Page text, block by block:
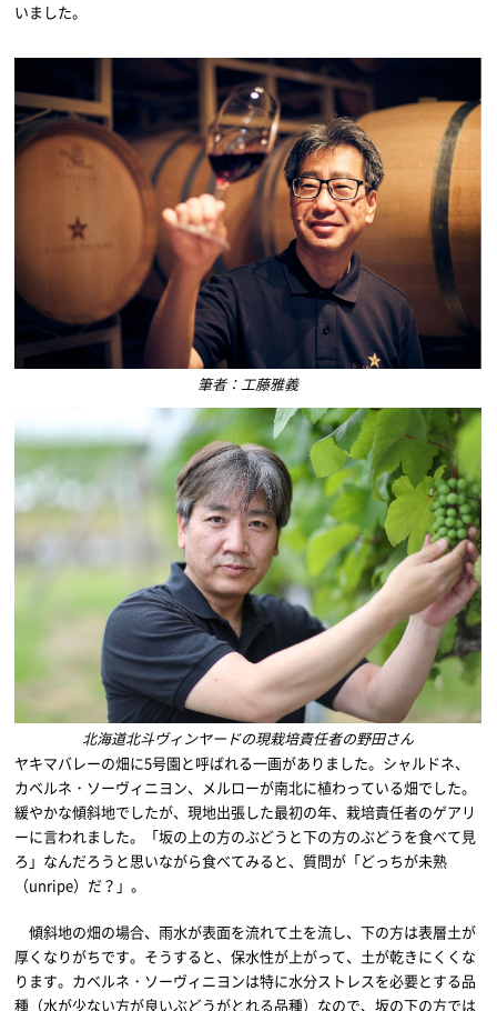
いました。
筆者：工藤雅義
北海道北斗ヴィンヤードの現栽培責任者の野田さん
ヤキマバレーの畑に5号園と呼ばれる一画がありました。シャルドネ、
カベルネ・ソーヴィニヨン、メルローが南北に植わっている畑でした。
緩やかな傾斜地でしたが、現地出張した最初の年、栽培責任者のゲアリ
ーに言われました。「坂の上の方のぶどうと下の方のぶどうを食べて見
ろ」なんだろうと思いながら食べてみると、質問が「どっちが未熟
（unripe）だ？」。
傾斜地の畑の場合、雨水が表面を流れて土を流し、下の方は表層土が
厚くなりがちです。そうすると、保水性が上がって、土が乾きにくくな
ります。カベルネ・ソーヴィニヨンは特に水分ストレスを必要とする品
種（水が少ない方が良いぶどうがとれる品種）なので、坂の下の方では